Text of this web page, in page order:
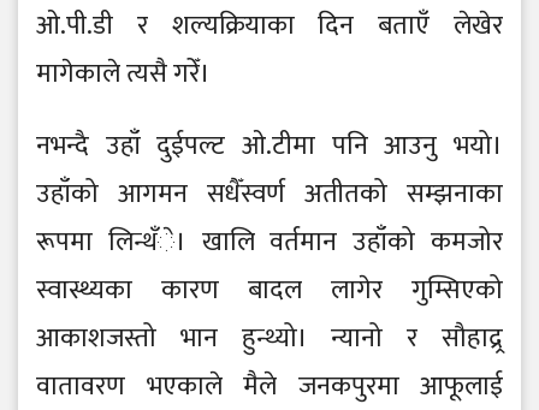
ओ.पी.डी र शल्यक्रियाका दिन बताएँ लेखेर
मागेकाले त्यसै गरेँ।
नभन्दै उहाँ दुईपल्ट ओ.टीमा पनि आउनु भयो।
उहाँको आगमन सधैँस्वर्ण अतीतको सम्झनाका
रूपमा लिन्थँे। खालि वर्तमान उहाँको कमजोर
स्वास्थ्यका कारण बादल लागेर गुम्सिएको
आकाशजस्तो भान हुन्थ्यो। न्यानो र सौहाद्र्र
वातावरण भएकाले मैले जनकपुरमा आफूलाई